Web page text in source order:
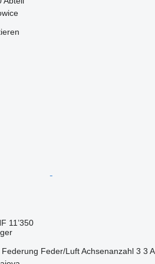
11’350
Federung Feder/Luft Achsenanzahl 3 3